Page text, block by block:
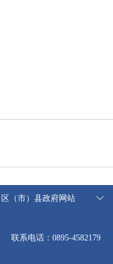
区（市）县政府网站
联系电话：0895-4582179